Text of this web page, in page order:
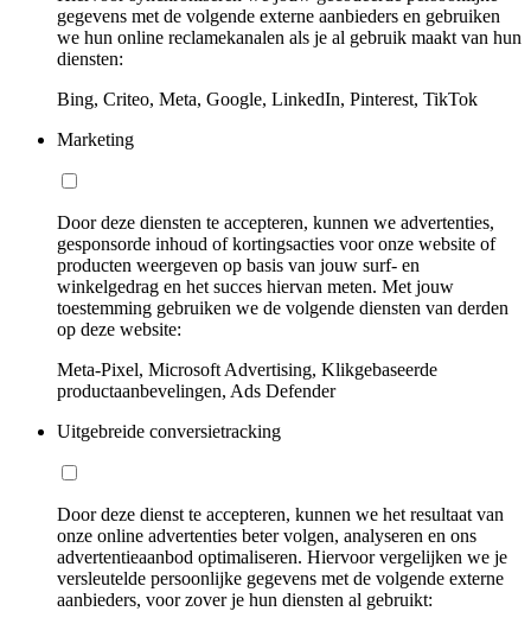
gegevens met de volgende externe aanbieders en gebruiken
we hun online reclamekanalen als je al gebruik maakt van hun
diensten:
Bing, Criteo, Meta, Google, LinkedIn, Pinterest, TikTok
Marketing
Door deze diensten te accepteren, kunnen we advertenties,
gesponsorde inhoud of kortingsacties voor onze website of
producten weergeven op basis van jouw surf- en
winkelgedrag en het succes hiervan meten. Met jouw
toestemming gebruiken we de volgende diensten van derden
op deze website:
Meta-Pixel, Microsoft Advertising, Klikgebaseerde
productaanbevelingen, Ads Defender
Uitgebreide conversietracking
Door deze dienst te accepteren, kunnen we het resultaat van
onze online advertenties beter volgen, analyseren en ons
advertentieaanbod optimaliseren. Hiervoor vergelijken we je
versleutelde persoonlijke gegevens met de volgende externe
aanbieders, voor zover je hun diensten al gebruikt: